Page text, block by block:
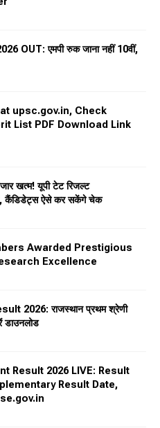
OUT: एमपी रुक जाना नहीं 10वीं,
upsc.gov.in, Check
List PDF Download Link
खत्म! यूपी टेट रिजल्ट
कैंडिडेट्स ऐसे कर सकेंगे चेक
Awarded Prestigious
Excellence
2026: राजस्थान प्रथम श्रेणी
डाउनलोड
Result 2026 LIVE: Result
Result Date,